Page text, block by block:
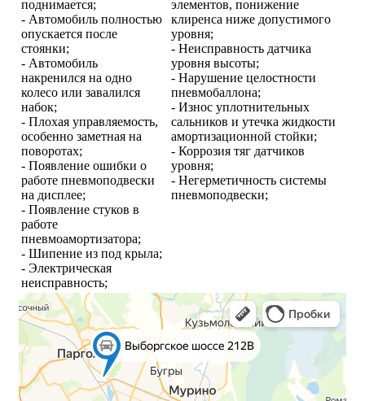
поднимается;
- Автомобиль полностью
опускается после
стоянки;
- Автомобиль
накренился на одно
колесо или завалился
набок;
- Плохая управляемость,
особенно заметная на
поворотах;
- Появление ошибки о
работе пневмоподвески
на дисплее;
- Появление стуков в
работе
пневмоамортизатора;
- Шипение из под крыла;
- Электрическая
неисправность;
элементов, понижение
клиренса ниже допустимого
уровня;
- Неисправность датчика
уровня высоты;
- Нарушение целостности
пневмобаллона;
- Износ уплотнительных
сальников и утечка жидкости
амортизационной стойки;
- Коррозия тяг датчиков
уровня;
- Негерметичность системы
пневмоподвески;